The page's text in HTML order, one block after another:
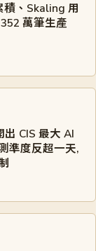
、Skaling 用
萬筆生產
CIS 最大 AI
準度反超一天,